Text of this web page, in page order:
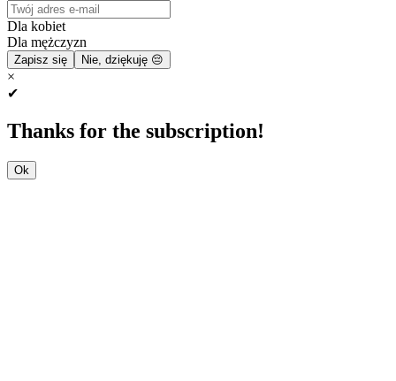
Dla kobiet
Dla mężczyzn
Zapisz się Nie, dziękuję 😔
×
✔
Thanks for the subscription!
Ok